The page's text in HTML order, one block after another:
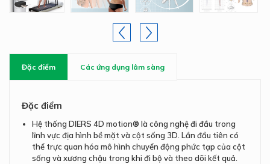
Đặc điểm Các ứng dụng lâm sàng
Đặc điểm
Hệ thống DIERS 4D motion® là công nghệ đi đầu trong
lĩnh vực địa hình bề mặt và cột sống 3D. Lần đầu tiên có
thể trực quan hóa mô hình chuyển động phức tạp của cột
sống và xương chậu trong khi đi bộ và theo dõi kết quả.